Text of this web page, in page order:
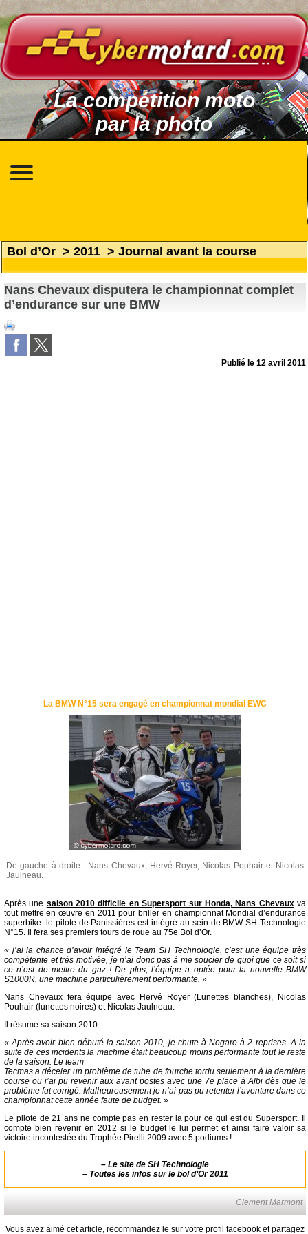
La compétition moto
par la photo
Bol d’Or > 2011 > Journal avant la course
Nans Chevaux disputera le championnat complet
d’endurance sur une BMW
Publié le12 avril 2011
La BMW N°15 sera engagé en championnat mondial EWC
De gauche à droite : Nans Chevaux, Hervé Royer, Nicolas Pouhair et Nicolas
Jaulneau.
Après une saison 2010 difficile en Supersport sur Honda, Nans Chevauxva
tout mettre en œuvre en 2011 pour briller en championnat Mondial d’endurance
superbike. le pilote de Panissières est intégré au sein de BMW SH Technologie
N°15. Il fera ses premiers tours de roue au 75e Bol d’Or.
« j’ai la chance d’avoir intégré le Team SH Technologie, c’est une équipe très
compétente et très motivée, je n’ai donc pas à me soucier de quoi que ce soit si
ce n’est de mettre du gaz ! De plus, l’équipe a optée pour la nouvelle BMW
S1000R, une machine particulièrement performante. »
Nans Chevaux fera équipe avec Hervé Royer (Lunettes blanches), Nicolas
Pouhair (lunettes noires) et Nicolas Jaulneau.
Il résume sa saison 2010 :
« Après avoir bien débuté la saison 2010, je chute à Nogaro à 2 reprises. A la
suite de ces incidents la machine était beaucoup moins performante tout le reste
de la saison. Le team
Tecmas a déceler un problème de tube de fourche tordu seulement à la dernière
course ou j’ai pu revenir aux avant postes avec une 7e place à Albi dès que le
problème fut corrigé. Malheureusement je n’ai pas pu retenter l’aventure dans ce
championnat cette année faute de budget. »
Le pilote de 21 ans ne compte pas en rester la pour ce qui est du Supersport. Il
compte bien revenir en 2012 si le budget le lui permet et ainsi faire valoir sa
victoire incontestée du Trophée Pirelli 2009 avec 5 podiums !
– Le site de SH Technologie
– Toutes les infos sur le bol d’Or 2011
Clement Marmont
Vous avez aimé cet article, recommandez le sur votre profil facebook et partagez